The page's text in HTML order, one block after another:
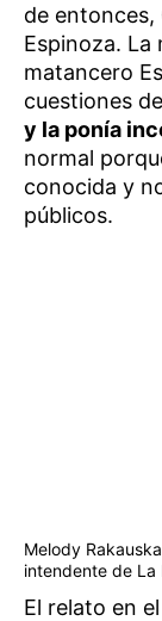
de entonces,
Espinoza.
matancero
cuestiones
y la ponía
normal
conocida y
públicos.
Melody
intendente de La
El relato en